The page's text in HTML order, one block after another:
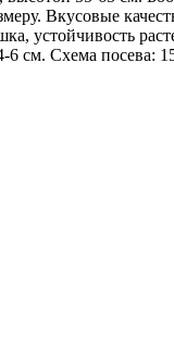
Вкусовые
устойчивость
6 см. Схема посева: